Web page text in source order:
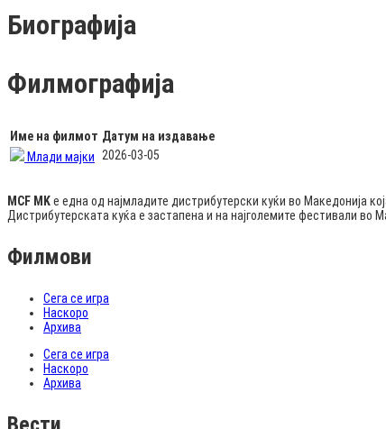
Биографија
Филмографија
Име на филмот Датум на издавање
Млади мајки
2026-03-05
MCF MKе една од најмладите дистрибутерски куќи во Македонија
Дистрибутерската куќа е застапена и на најголемите фестивали
Филмови
Сега се игра
Наскоро
Архива
Сега се игра
Наскоро
Архива